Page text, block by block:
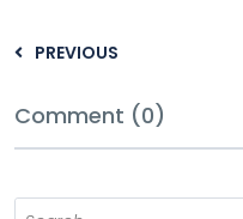
PREVIOUS
Comment (0)